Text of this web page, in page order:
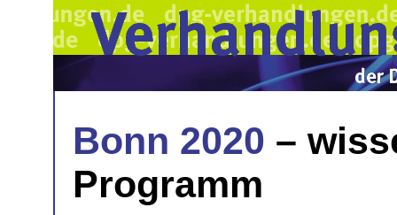
Bonn 2020 –
Programm